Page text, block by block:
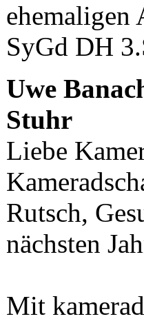
ehemaligen
SyGd DH
Uwe
Stuhr
Liebe
Rutsch,
nächsten
Mit